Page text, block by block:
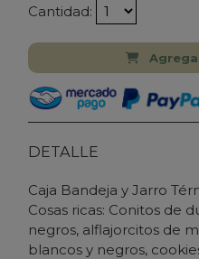
Cantidad:
DETALLE
Caja Bandeja y Jarro
Cosas ricas: Conitos de
negros, alflajorcitos de
blancos y negros,